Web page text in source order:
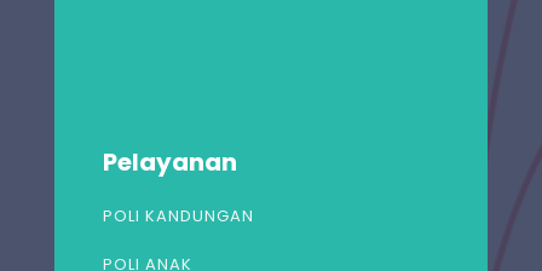
Pelayanan
POLI KANDUNGAN
POLI ANAK